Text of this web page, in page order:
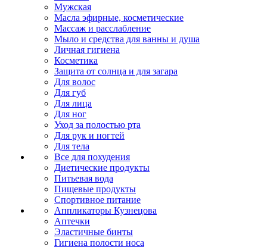
Мужская
Масла эфирные, косметические
Массаж и расслабление
Мыло и средства для ванны и душа
Личная гигиена
Косметика
Защита от солнца и для загара
Для волос
Для губ
Для лица
Для ног
Уход за полостью рта
Для рук и ногтей
Для тела
Все для похудения
Диетические продукты
Питьевая вода
Пищевые продукты
Спортивное питание
Аппликаторы Кузнецова
Аптечки
Эластичные бинты
Гигиена полости носа